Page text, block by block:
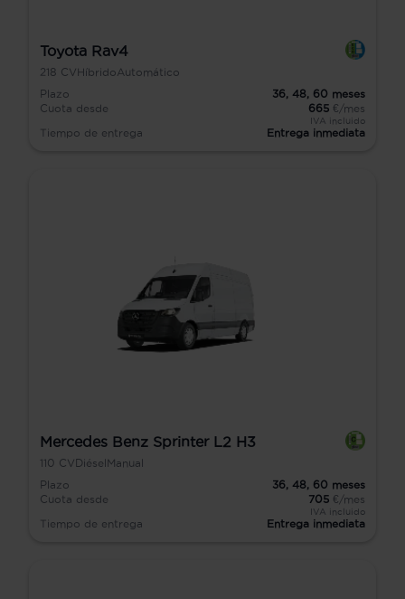
Toyota Rav4
218 CVHíbridoAutomático
Plazo
36, 48, 60 meses
Cuota desde
665 €/mes
IVA incluido
Tiempo de entrega Entrega inmediata
Mercedes Benz Sprinter L2 H3
110 CV Diésel Manual
Plazo
36, 48, 60 meses
Cuota desde
705 €/mes
IVA incluido
Tiempo de entrega Entrega inmediata